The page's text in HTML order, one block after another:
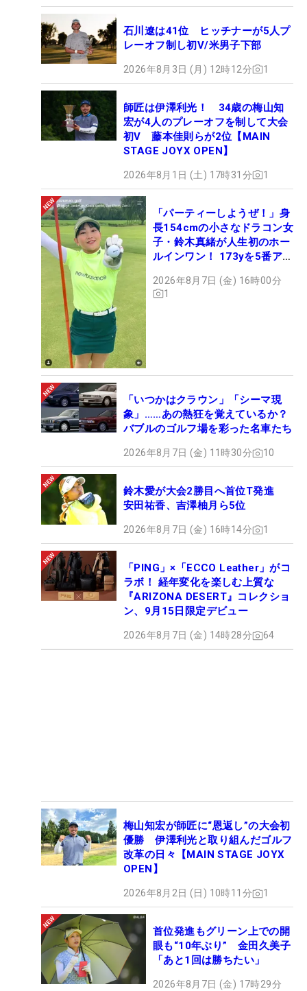
石川遼は41位 ヒッチナーが5人プ
レーオフ制し初V/米男子下部
2026年8月3日 (月) 12時12分 1
師匠は伊澤利光！ 34歳の梅山知
宏が4人のプレーオフを制して大会
初V 藤本佳則らが2位【MAIN
STAGE JOYX OPEN】
2026年8月1日 (土) 17時31分 1
「パーティーしようぜ！」身
長154cmの小さなドラコン女
子・鈴木真緒が人生初のホー
ルインワン！ 173yを5番アイ
2026年8月7日 (金) 16時00分
1
「いつかはクラウン」「シーマ現
象」……あの熱狂を覚えているか？
バブルのゴルフ場を彩った名車たち
2026年8月7日 (金) 11時30分 10
鈴木愛が大会2勝目へ首位T発進
安田祐香、吉澤柚月ら5位
2026年8月7日 (金) 16時14分 1
「PING」×「ECCO Leather」がコ
ラボ！ 経年変化を楽しむ上質な
『ARIZONA DESERT』コレクショ
ン、9月15日限定デビュー
2026年8月7日 (金) 14時28分 64
梅山知宏が師匠に“恩返し”の大会初
優勝 伊澤利光と取り組んだゴルフ
改革の日々【MAIN STAGE JOYX
OPEN】
2026年8月2日 (日) 10時11分 1
首位発進もグリーン上での開
眼も“10年ぶり” 金田久美子
「あと1回は勝ちたい」
2026年8月7日 (金) 17時29分